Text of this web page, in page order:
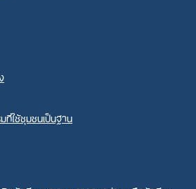
ใช้ชุมชนเป็นฐาน